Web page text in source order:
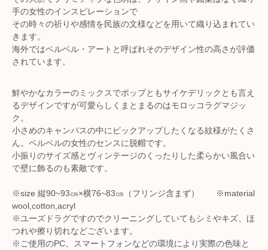
手の女性のインスピレーションで
その時々の祈りや感情を民族の文様などを用いて織り込まれてい
きます。
海外ではベルベル・アートと呼ばれそのデザイン性の高さが評価
されています。
鮮やかなカラーのミックスでポップともサイケデリックとも言え
るデザインですが可愛らしくまとまるのはモロッコラグマジッ
ク。
小さめのキャンバスの中にピックアップしたくなる紋様がたくさ
ん。ベルベルの女性のセンスに脱帽です。
小振りのサイズ感とヴィンテージのくったりした柔らかい風合い
で壁に飾るのも素敵です。
※size 縦90~93㎝×横76~83㎝（フリンジ含まず） ※material
wool,cotton,acryl
※ユーズドラグですのでクリーニングしていてもシミやキズ、ほ
つれや擦り切れなどございます。
※ご使用のPC、スマートフォンなどの環境により実際の色味と